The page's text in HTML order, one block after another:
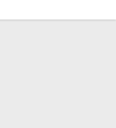
Ајндховен